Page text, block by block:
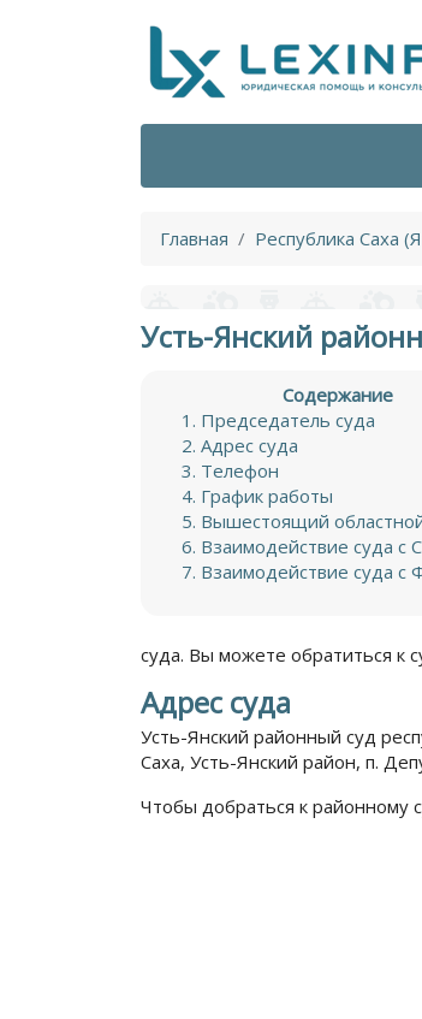
Главная Республика Саха
Усть-Янский
Содержание
Председатель суда
Адрес суда
Телефон
График работы
Вышестоящий
Взаимодействие суда с
Взаимодействие суда с
суда. Вы можете обратиться к
Адрес суда
Усть-Янский районный суд
Саха, Усть-Янский район, п.
Чтобы добраться к районному